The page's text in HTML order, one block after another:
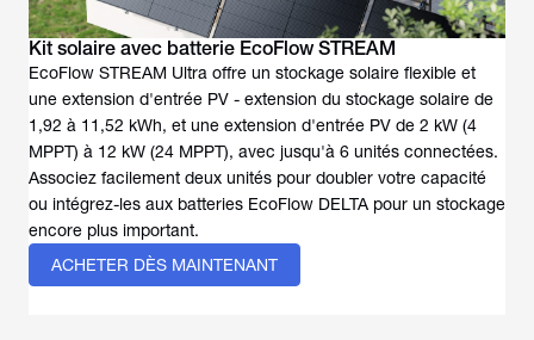
Kit solaire avec batterie EcoFlow STREAM
EcoFlow STREAM Ultra offre un stockage solaire flexible et
une extension d'entrée PV - extension du stockage solaire de
1,92 à 11,52 kWh, et une extension d'entrée PV de 2 kW (4
MPPT) à 12 kW (24 MPPT), avec jusqu'à 6 unités connectées.
Associez facilement deux unités pour doubler votre capacité
ou intégrez-les aux batteries EcoFlow DELTA pour un stockage
encore plus important.
ACHETER DÈS MAINTENANT